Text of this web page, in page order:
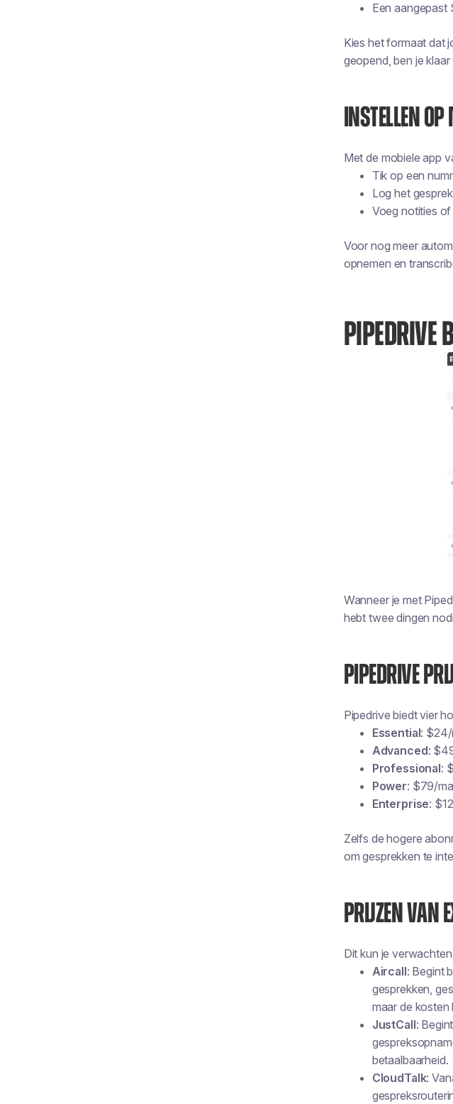
Een aangepast
Kies het formaat dat
geopend, ben je
INSTELLEN
Met de mobiele app
Tik op een
Log het
Voeg notities
Voor nog meer
opnemen en
PIPEDRIVE
Wanneer je met
hebt twee dingen
PIPEDRIVE
Pipedrive biedt vier
Essential: $24/
Advanced:
Professional:
Power: $79/
Enterprise:
Zelfs de hogere
om gesprekken te
PRIJZEN VAN
Dit kun je
Aircall: Begint
gesprekken,
maar de kosten
JustCall:
betaalbaarheid.
CloudTalk: